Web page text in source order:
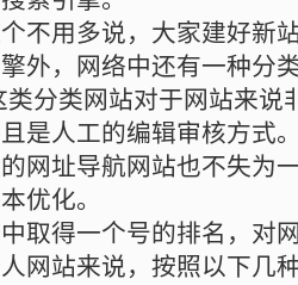
不用多说，大家建好新
外，网络中还有一种分
分类网站对于网站来说
是人工的编辑审核方式
网址导航网站也不失为
优化。
取得一个号的排名，对
网站来说，按照以下几